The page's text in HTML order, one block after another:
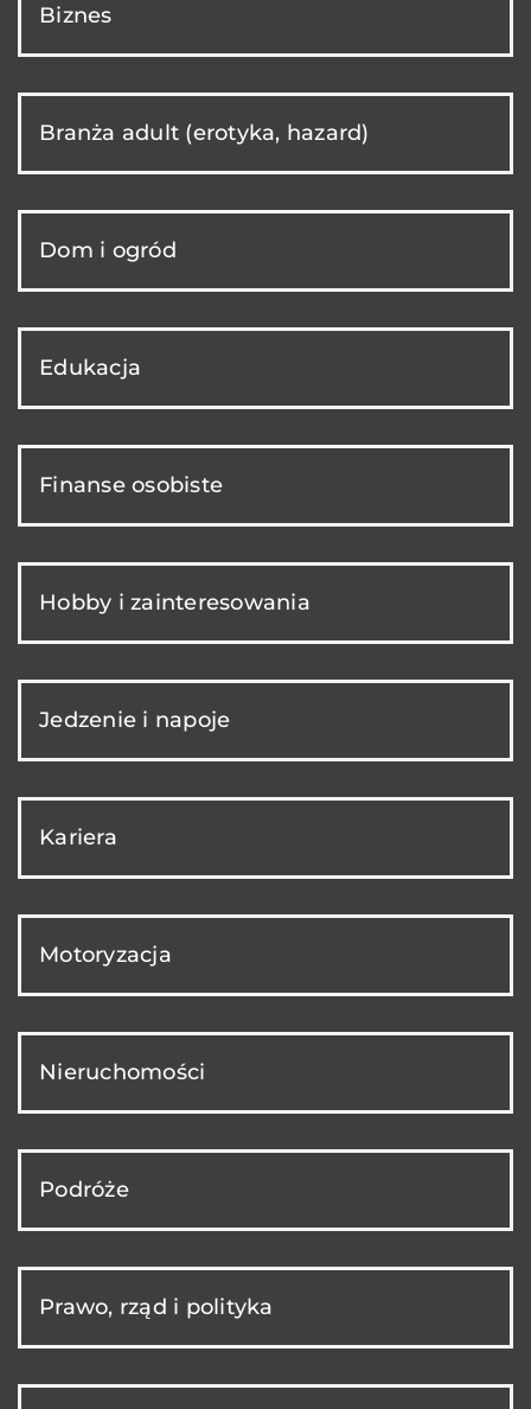
Biznes
Branża adult (erotyka, hazard)
Dom i ogród
Edukacja
Finanse osobiste
Hobby i zainteresowania
Jedzenie i napoje
Kariera
Motoryzacja
Nieruchomości
Podróże
Prawo, rząd i polityka